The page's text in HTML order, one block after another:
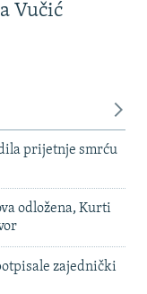
Vučić
prijetnje smrću
odložena, Kurti
zajednički